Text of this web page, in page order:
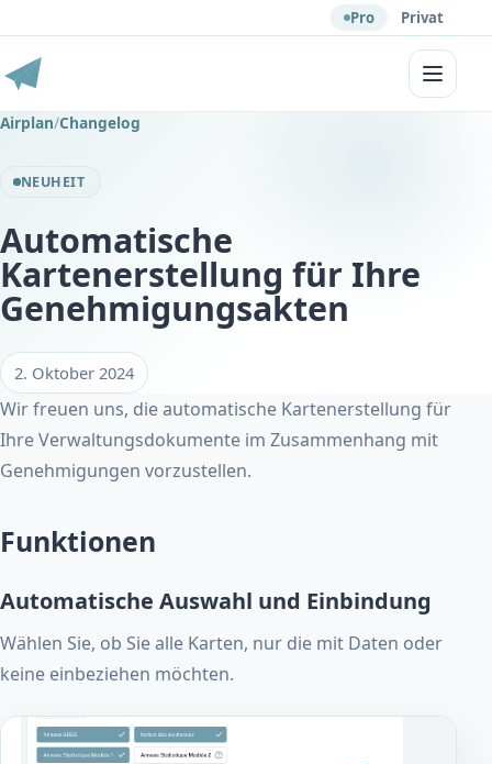
Pro Privat
Menü
Airplan/Changelog
NEUHEIT
Automatische
Kartenerstellung für Ihre
Genehmigungsakten
2. Oktober 2024
Wir freuen uns, die automatische Kartenerstellung für
Ihre Verwaltungsdokumente im Zusammenhang mit
Genehmigungen vorzustellen.
Funktionen
Automatische Auswahl und Einbindung
Wählen Sie, ob Sie alle Karten, nur die mit Daten oder
keine einbeziehen möchten.